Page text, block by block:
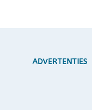
ADVERTENTIES